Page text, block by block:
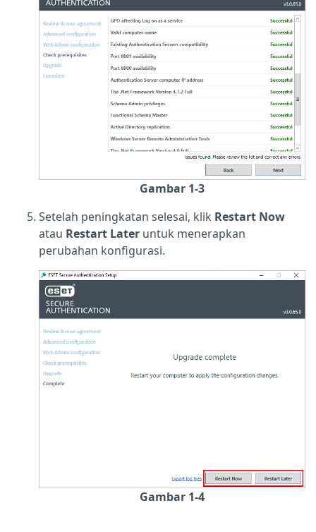
Gambar 1-3
Setelah peningkatan selesai, klik Restart Now
atau Restart Later untuk menerapkan
perubahan konfigurasi.
Gambar 1-4